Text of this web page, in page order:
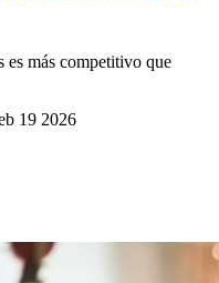
es más competitivo que
19 2026